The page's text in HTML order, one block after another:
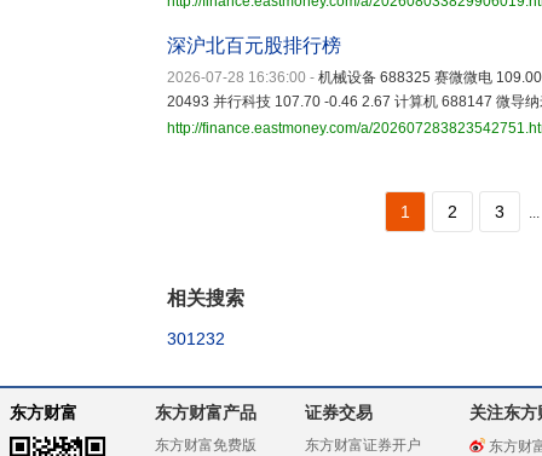
深沪北百元股排行榜
2026-07-28 16:36:00 - 机械设备 688325 赛微微电
20493 并行科技 107.70 -0.46 2.67 计算机 688147 微导
http://finance.eastmoney.com/a/
1 2 3 ...
相关搜索
301232
东方财富 东方财富产品
东方财富免费版
证券交易
东方财富证券开户
关注东方
东方财